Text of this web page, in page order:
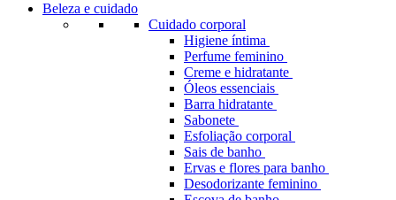
Beleza e cuidado
Cuidado corporal
Higiene íntima
Perfume feminino
Creme e hidratante
Óleos essenciais
Barra hidratante
Sabonete
Esfoliação corporal
Sais de banho
Ervas e flores para banho
Desodorizante feminino